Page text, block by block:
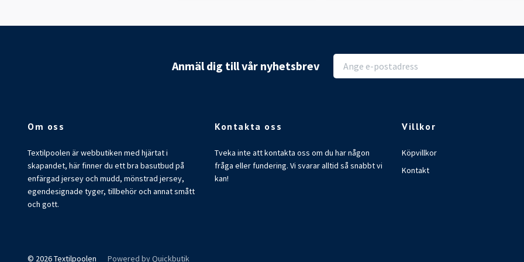
Anmäl dig till vår nyhetsbrev
Om oss
Textilpoolen är webbutiken med hjärtat i
skapandet, här finner du ett bra basutbud på
enfärgad jersey och mudd, mönstrad jersey,
egendesignade tyger, tillbehör och annat smått
och gott.
Kontakta oss
Tveka inte att kontakta oss om du har någon
fråga eller fundering. Vi svarar alltid så snabbt vi
kan!
Villkor
Köpvillkor
Kontakt
© 2026 Textilpoolen Powered by Quickbutik